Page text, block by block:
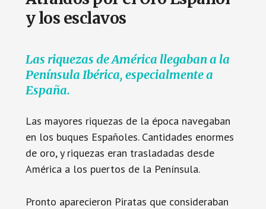
y los esclavos
Las riquezas de América llegaban a la
Península Ibérica, especialmente a
España.
Las mayores riquezas de la época navegaban
en los buques Españoles. Cantidades enormes
de oro, y riquezas eran trasladadas desde
América a los puertos de la Península.
Pronto aparecieron Piratas que consideraban